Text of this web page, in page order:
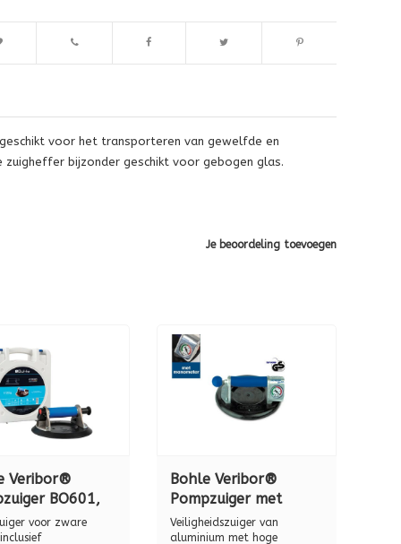
voor het transporteren van gewelfde en
bijzonder geschikt voor gebogen glas.
Je beoordeling toevoegen
Veribor®
BO601,
120 kg
koffer)
voor zware
Bohle Veribor®
Pompzuiger met
manometer BO
601.1BL, aluminium,
Veiligheidszuiger van
aluminium met hoge